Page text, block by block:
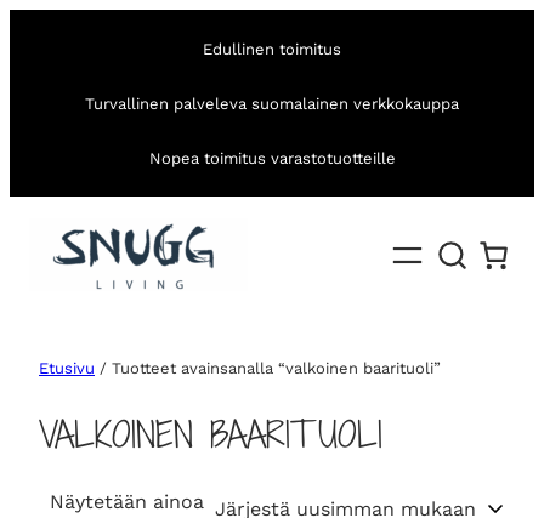
Edullinen toimitus
Turvallinen palveleva suomalainen verkkokauppa
Nopea toimitus varastotuotteille
Etusivu / Tuotteet avainsanalla “valkoinen baarituoli”
VALKOINEN BAARITUOLI
Näytetään ainoa